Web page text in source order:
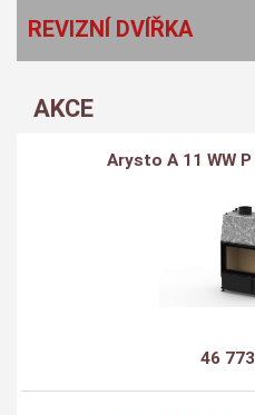
REVIZNÍ DVÍŘKA
AKCE
Arysto A 11 WW
46